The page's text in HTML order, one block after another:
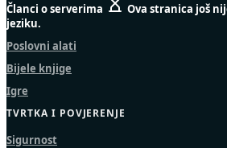
Članci o serverima
Ova stranica još
jeziku.
Poslovni alati
Bijele knjige
Igre
TVRTKA I POVJERENJE
Sigurnost